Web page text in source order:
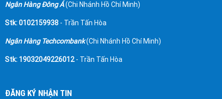
Ngân Hàng Đông Á(Chi Nhánh Hồ Chí Minh)
Stk: 0102159938 - Trần Tấn Hòa
Ngân Hàng Techcombank(Chi Nhánh Hồ Chí Minh)
Stk: 19032049226012- Trần Tấn Hòa
ĐĂNG KÝ NHẬN TIN